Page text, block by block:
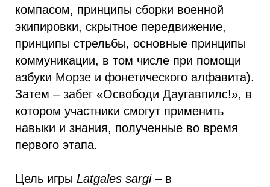
компасом, принципы сборки военной
экипировки, скрытное передвижение,
принципы стрельбы, основные принципы
коммуникации, в том числе при помощи
азбуки Морзе и фонетического алфавита).
Затем – забег «Освободи Даугавпилс!», в
котором участники смогут применить
навыки и знания, полученные во время
первого этапа.
Цель игры Latgales sargi– в